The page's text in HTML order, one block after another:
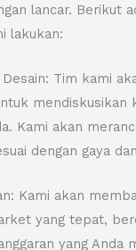
lancar. Berikut
lakukan:
Desain: Tim kami
mendiskusikan
Kami akan
dengan gaya
Kami akan
yang tepat,
yang Anda